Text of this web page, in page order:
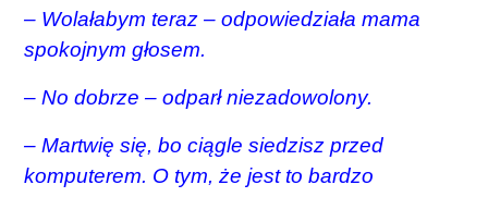
– Wolałabym teraz – odpowiedziała mama
spokojnym głosem.
– No dobrze – odparł niezadowolony.
– Martwię się, bo ciągle siedzisz przed
komputerem. O tym, że jest to bardzo